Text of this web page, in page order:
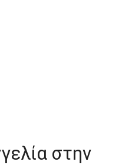
στην